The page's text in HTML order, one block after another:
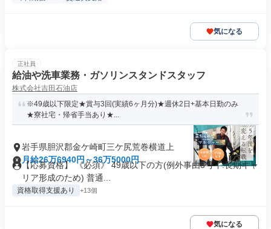
気になる
正社員
給油や洗車業務・ガソリンスタンドスタッフ
株式会社吉田石油店
※49歳以下限定★賞与3回(実績6ヶ月分)★週休2日+基本日勤のみ
★寮社宅・帰省手当あり★...
岩手県胆沢郡金ケ崎町三ケ尻荒巻横道上
月給26万6940円～36万5000円
【応募資格】 《必須》 49歳以下の方(例外事由3号イ:長期キャ
リア形成のため) 普通...
資格取得支援あり +13個
気になる